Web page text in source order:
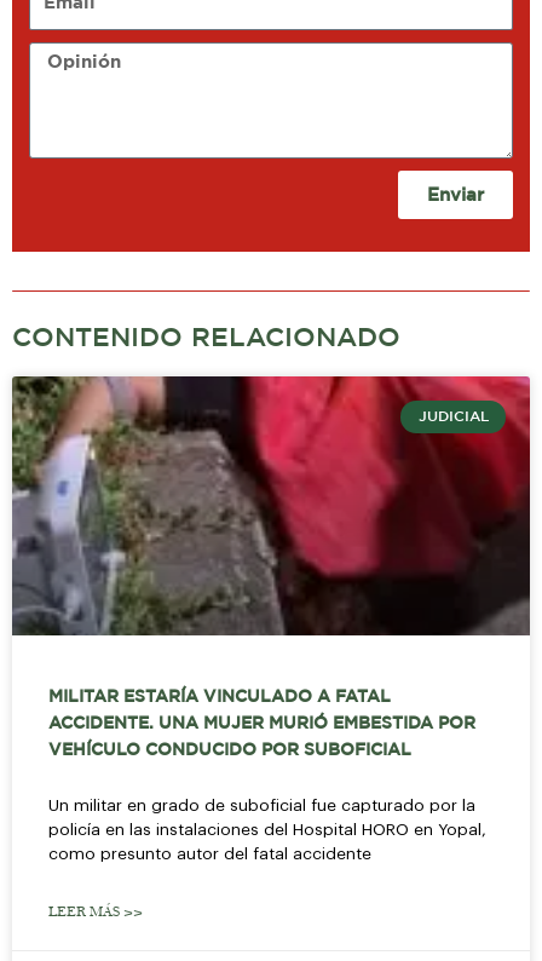
Opinión
Enviar
CONTENIDO RELACIONADO
JUDICIAL
MILITAR ESTARÍA VINCULADO A FATAL
ACCIDENTE. UNA MUJER MURIÓ EMBESTIDA POR
VEHÍCULO CONDUCIDO POR SUBOFICIAL
Un militar en grado de suboficial fue capturado por la
policía en las instalaciones del Hospital HORO en Yopal,
como presunto autor del fatal accidente
LEER MÁS >>